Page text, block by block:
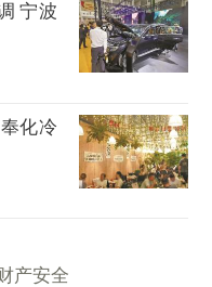
宁波
化冷
产安全